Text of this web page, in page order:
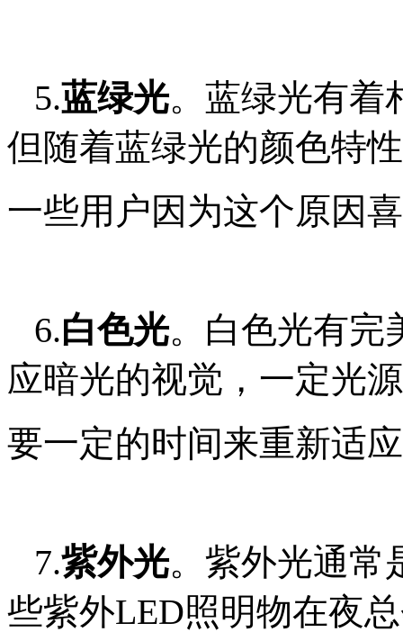
5.蓝绿光。蓝绿光有着
但随着蓝绿光的颜色特
一些用户因为这个原因
6.白色光。白色光有完
应暗光的视觉，一定光
要一定的时间来重新适
7.紫外光。紫外光通常
些紫外LED照明物在夜